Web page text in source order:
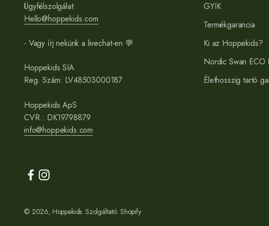
Ügyfélszolgálat:
Hello@hoppekids.com
- Vagy írj nekünk a livechat-en 💬
Hoppekids SIA
Reg. Szám: LV48503000187
Hoppekids ApS
CVR.: DK19798879
info@hoppekids.com
GYIK
Termékgarancia
Ki az Hoppekids?
Nordic Swan ECO
Élethosszig tartó
© 2026, Hoppekids. Szolgáltató: Shopify